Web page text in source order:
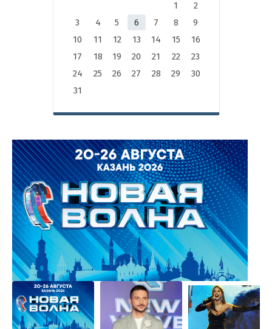
1
2
3
4 5 6 7 8
9
10
11 12 13 14 15
16
17
18 19 20 21 22
23
24
25 26 27 28 29
30
31